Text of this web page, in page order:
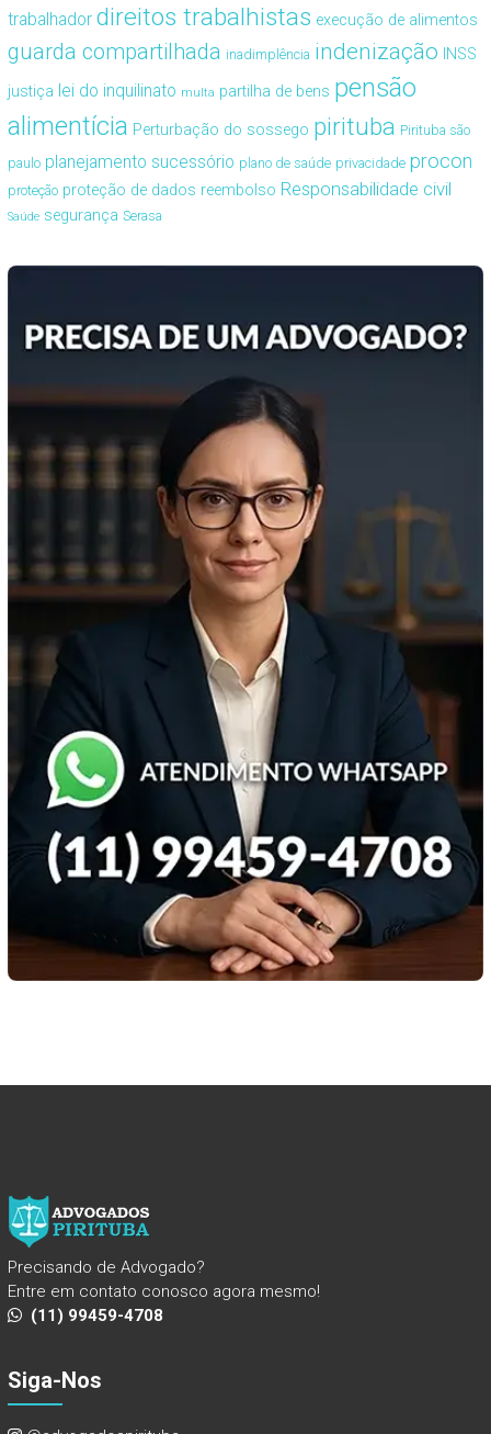
trabalhador direitos trabalhistas execução de alimentos
guarda compartilhada inadimplência indenização INSS
justiça lei do inquilinato multa partilha de bens pensão
alimentícia Perturbação do sossego pirituba Pirituba são
paulo planejamento sucessório plano de saúde privacidade procon
proteção proteção de dados reembolso Responsabilidade civil
Saúde segurança Serasa
Precisando de Advogado?
Entre em contato conosco agora mesmo!
(11) 99459-4708
Siga-Nos